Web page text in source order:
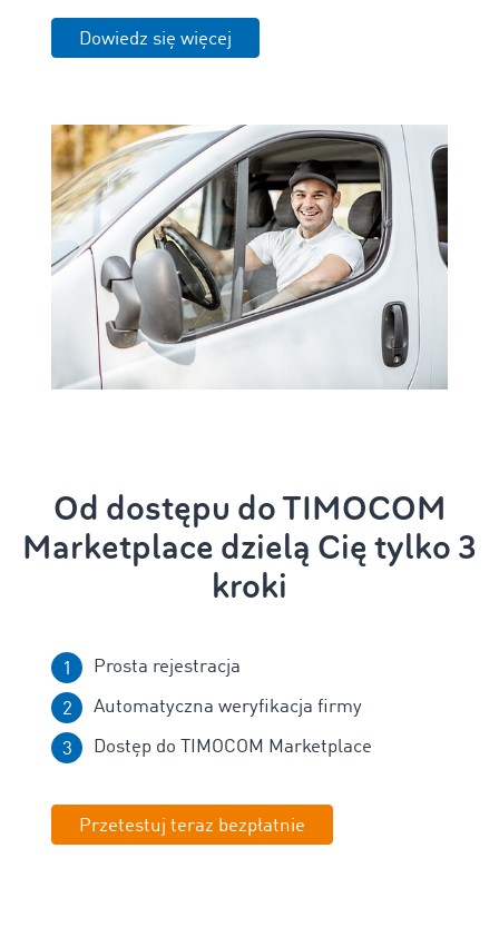
Dowiedz się więcej
Od dostępu do TIMOCOM
Marketplace dzielą Cię tylko 3
kroki
Prosta rejestracja
Automatyczna weryfikacja firmy
Dostęp do TIMOCOM Marketplace
Przetestuj teraz bezpłatnie